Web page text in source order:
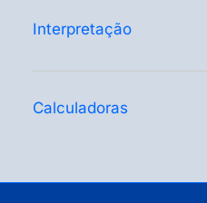
Interpretação
Calculadoras